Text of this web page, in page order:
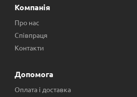
Компанія
Про нас
Співпраця
Контакти
Допомога
Оплата і доставка